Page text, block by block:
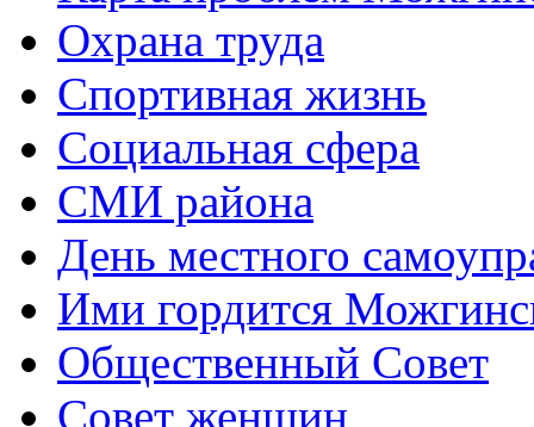
Охрана труда
Спортивная жизнь
Социальная сфера
СМИ района
День местного
Ими гордится
Общественный Совет
Совет женщин